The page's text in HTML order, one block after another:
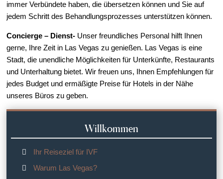
immer Verbündete haben, die übersetzen können und Sie auf
jedem Schritt des Behandlungsprozesses unterstützen können.
Concierge – Dienst- Unser freundliches Personal hilft Ihnen
gerne, Ihre Zeit in Las Vegas zu genießen. Las Vegas is eine
Stadt, die unendliche Möglichkeiten für Unterkünfte, Restaurants
und Unterhaltung bietet. Wir freuen uns, Ihnen Empfehlungen für
jedes Budget und ermäßigte Preise für Hotels in der Nähe
unseres Büros zu geben.
Willkommen
Ihr Reiseziel für IVF
Warum Las Vegas?